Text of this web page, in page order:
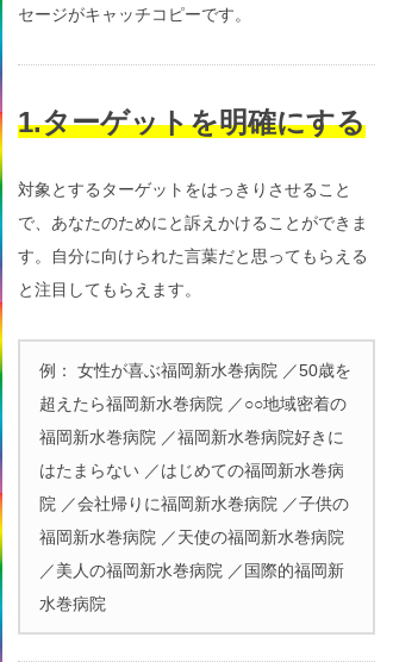
セージがキャッチコピーです。
1.ターゲットを明確にする
対象とするターゲットをはっきりさせること
で、あなたのためにと訴えかけることができま
す。自分に向けられた言葉だと思ってもらえる
と注目してもらえます。
例： 女性が喜ぶ福岡新水巻病院 ／50歳を
超えたら福岡新水巻病院 ／○○地域密着の
福岡新水巻病院 ／福岡新水巻病院好きに
はたまらない ／はじめての福岡新水巻病
院 ／会社帰りに福岡新水巻病院 ／子供の
福岡新水巻病院 ／天使の福岡新水巻病院
／美人の福岡新水巻病院 ／国際的福岡新
水巻病院